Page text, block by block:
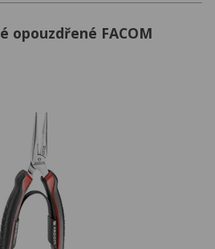
opouzdřené FACOM